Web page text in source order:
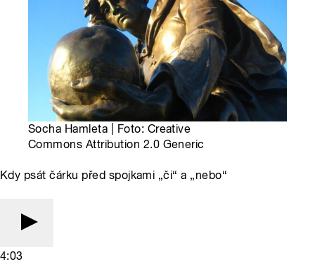
Socha Hamleta | Foto: Creative
Commons Attribution 2.0 Generic
Kdy psát čárku před spojkami „či“ a „nebo“
4:03